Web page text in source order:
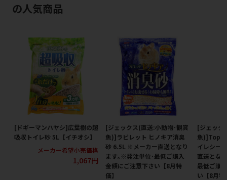
の人気商品
[ドギーマンハヤシ]広葉樹の超
吸収トイレ砂 5L【イチオシ】
メーカー希望小売価格
1,067円
[ジェックス(直送:小動物･観賞
魚)]ラビレット ヒノキア消臭
砂 6.5L ※メーカー直送となり
ます｡※発注単位･最低ご購入
金額にご注意下さい【8月特
価】
[ジェック
魚
イレシー
直送とな
最低ご購
い【8月特